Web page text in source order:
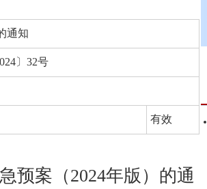
通知
〕32号
有效
预案（2024年版）的通